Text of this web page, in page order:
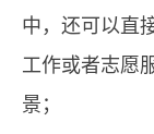
中，还可以直
工作或者志愿
景；